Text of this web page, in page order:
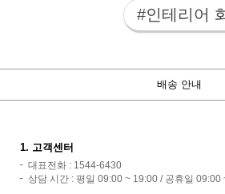
#인테리어
배송 안내
1. 고객센터
대표전화 : 1544-6430
상담 시간 : 평일 09:00 ~ 19:00 / 공휴일 09:00